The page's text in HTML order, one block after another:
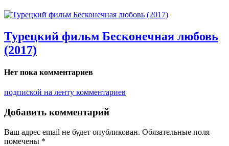
Турецкий фильм Бесконечная любовь
(2017)
Нет пока комментариев
подпиской на ленту комментариев
Добавить комментарий
Ваш адрес email не будет опубликован. Обязательные поля
помечены *